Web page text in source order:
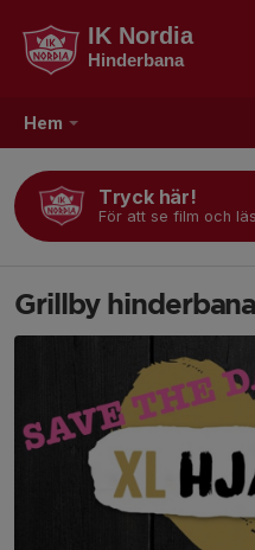
Hem
IK Nordia
Hinderbana
Tryck här!
För att se film och
Grillby hinderbana